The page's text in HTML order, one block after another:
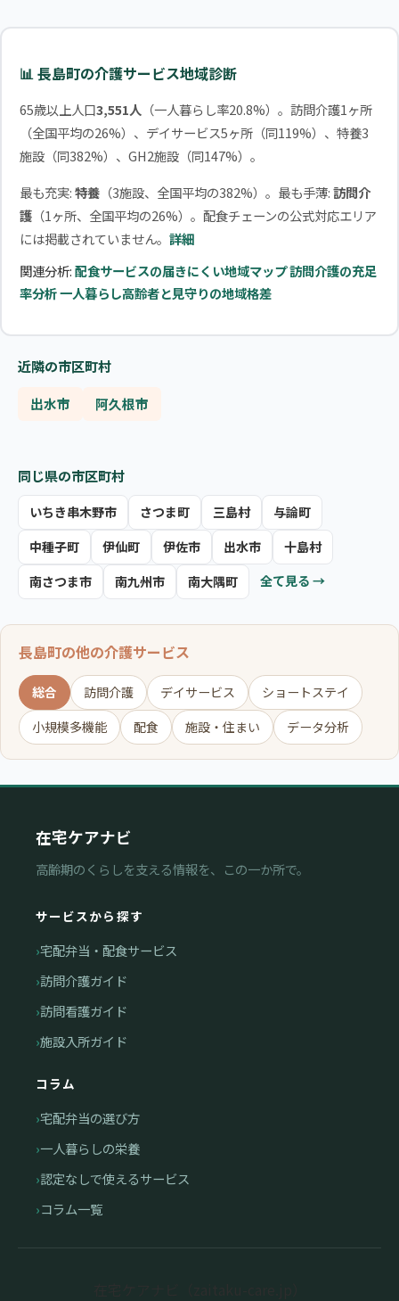
📊 長島町の介護サービス地域診断
65歳以上人口3,551人（一人暮らし率20.8%）。訪問介護1ヶ所
（全国平均の26%）、デイサービス5ヶ所（同119%）、特養3
施設（同382%）、GH2施設（同147%）。
最も充実:特養（3施設、全国平均の382%）。最も手薄:訪問介
護（1ヶ所、全国平均の26%）。配食チェーンの公式対応エリア
には掲載されていません。 詳細
関連分析:配食サービスの届きにくい地域マップ訪問介護の充足
率分析一人暮らし高齢者と見守りの地域格差
近隣の市区町村
出水市 阿久根市
同じ県の市区町村
いちき串木野市 さつま町 三島村
与論町
中種子町
伊仙町 伊佐市 出水市
十島村
南さつま市
南九州市 南大隅町 全て見る →
長島町の他の介護サービス
総合 訪問介護 デイサービス
ショートステイ
小規模多機能
配食 施設・住まい データ分析
在宅ケアナビ
高齢期のくらしを支える情報を、この一か所で。
サービスから探す
宅配弁当・配食サービス
訪問介護ガイド
訪問看護ガイド
施設入所ガイド
コラム
宅配弁当の選び方
一人暮らしの栄養
認定なしで使えるサービス
コラム一覧